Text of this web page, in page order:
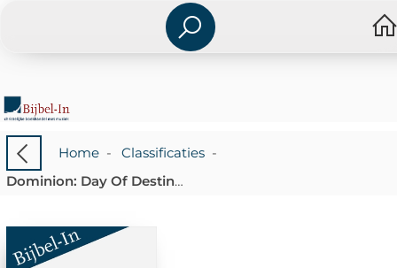
Home- Classificaties-
Dominion: Day Of Destiny (cd)